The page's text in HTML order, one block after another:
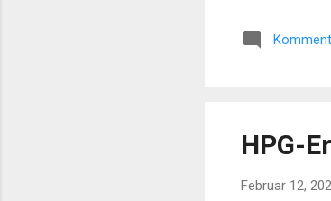
HPG-
Februar 12,